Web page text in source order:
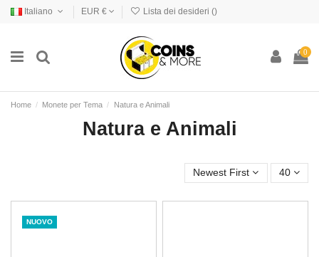
Italiano EUR € Lista dei desideri ()
0
Home Monete per Tema Natura e Animali
Natura e Animali
Newest First 40
NUOVO